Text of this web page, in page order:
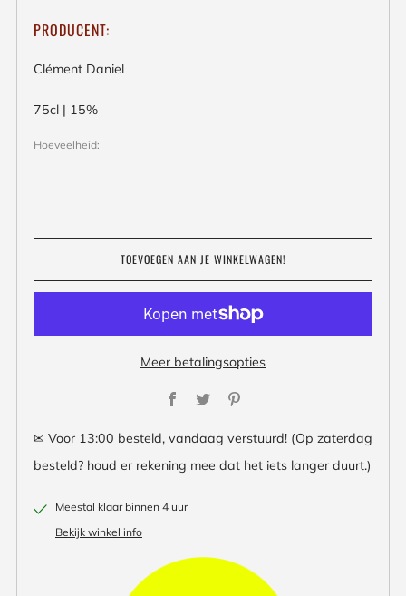
PRODUCENT:
Clément Daniel
75cl | 15%
Hoeveelheid:
TOEVOEGEN AAN JE WINKELWAGEN!
Meer betalingsopties
Facebook
Twitter
✉ Voor 13:00 besteld, vandaag verstuurd! (Op zaterdag
besteld? houd er rekening mee dat het iets langer duurt.)
Meestal klaar binnen 4 uur
Bekijk winkel info